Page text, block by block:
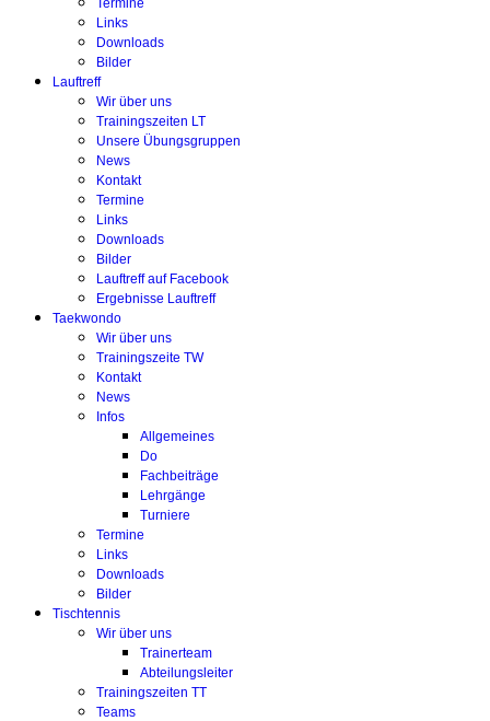
Termine
Links
Downloads
Bilder
Lauftreff
Wir über uns
Trainingszeiten LT
Unsere Übungsgruppen
News
Kontakt
Termine
Links
Downloads
Bilder
Lauftreff auf Facebook
Ergebnisse Lauftreff
Taekwondo
Wir über uns
Trainingszeite TW
Kontakt
News
Infos
Allgemeines
Do
Fachbeiträge
Lehrgänge
Turniere
Termine
Links
Downloads
Bilder
Tischtennis
Wir über uns
Trainerteam
Abteilungsleiter
Trainingszeiten TT
Teams